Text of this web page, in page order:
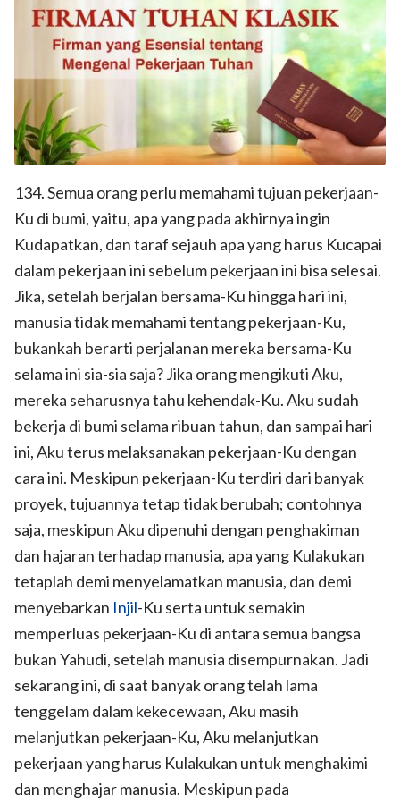
134. Semua orang perlu memahami tujuan pekerjaan-
Ku di bumi, yaitu, apa yang pada akhirnya ingin
Kudapatkan, dan taraf sejauh apa yang harus Kucapai
dalam pekerjaan ini sebelum pekerjaan ini bisa selesai.
Jika, setelah berjalan bersama-Ku hingga hari ini,
manusia tidak memahami tentang pekerjaan-Ku,
bukankah berarti perjalanan mereka bersama-Ku
selama ini sia-sia saja? Jika orang mengikuti Aku,
mereka seharusnya tahu kehendak-Ku. Aku sudah
bekerja di bumi selama ribuan tahun, dan sampai hari
ini, Aku terus melaksanakan pekerjaan-Ku dengan
cara ini. Meskipun pekerjaan-Ku terdiri dari banyak
proyek, tujuannya tetap tidak berubah; contohnya
saja, meskipun Aku dipenuhi dengan penghakiman
dan hajaran terhadap manusia, apa yang Kulakukan
tetaplah demi menyelamatkan manusia, dan demi
menyebarkan Injil-Ku serta untuk semakin
memperluas pekerjaan-Ku di antara semua bangsa
bukan Yahudi, setelah manusia disempurnakan. Jadi
sekarang ini, di saat banyak orang telah lama
tenggelam dalam kekecewaan, Aku masih
melanjutkan pekerjaan-Ku, Aku melanjutkan
pekerjaan yang harus Kulakukan untuk menghakimi
dan menghajar manusia. Meskipun pada